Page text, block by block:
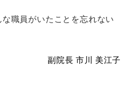
職員がいたことを忘れない
副院長 市川 美江子